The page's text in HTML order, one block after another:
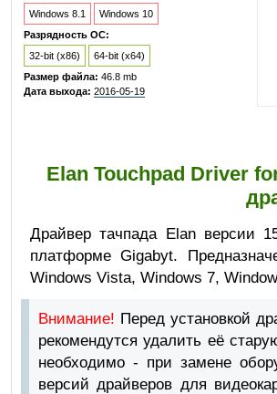
Windows 8.1
Windows 10
Разрядность ОС:
32-bit (x86)
64-bit (x64)
Размер файла: 46.8 mb
Дата выхода: 2016-05-19
Elan Touchpad Driver
Драйвер тачпада Elan версии
платформе Gigabyt.
Windows Vista, Windows 7,
Внимание! Перед установкой
рекомендутся удалить её
необходимо - при замене
версий драйверов для